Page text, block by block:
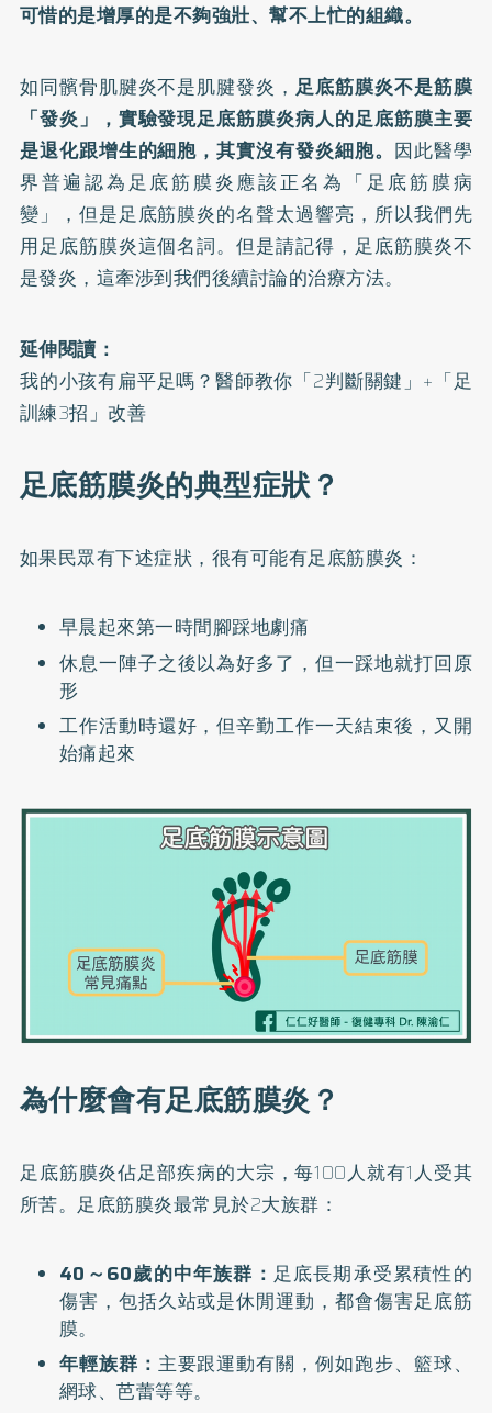
可惜的是增厚的是不夠強壯、幫不上忙的組織。
如同髕骨肌腱炎不是肌腱發炎，足底筋膜炎不是筋膜
「發炎」，實驗發現足底筋膜炎病人的足底筋膜主要
是退化跟增生的細胞，其實沒有發炎細胞。 因此醫學
界普遍認為足底筋膜炎應該正名為「足底筋膜病
變」，但是足底筋膜炎的名聲太過響亮，所以我們先
用足底筋膜炎這個名詞。但是請記得，足底筋膜炎不
是發炎，這牽涉到我們後續討論的治療方法。
延伸閱讀：
我的小孩有扁平足嗎？醫師教你「2判斷關鍵」+「足
訓練3招」改善
足底筋膜炎的典型症狀？
如果民眾有下述症狀，很有可能有足底筋膜炎：
早晨起來第一時間腳踩地劇痛
休息一陣子之後以為好多了，但一踩地就打回原
形
工作活動時還好，但辛勤工作一天結束後，又開
始痛起來
為什麼會有足底筋膜炎？
足底筋膜炎佔足部疾病的大宗，每100人就有1人受其
所苦。足底筋膜炎最常見於2大族群：
40～60歲的中年族群： 足底長期承受累積性的
傷害，包括久站或是休閒運動，都會傷害足底筋
膜。
年輕族群： 主要跟運動有關，例如跑步、籃球、
網球、芭蕾等等。